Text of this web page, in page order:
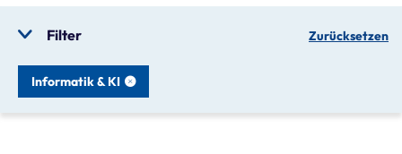
Filter
Informatik & KI
Zurücksetzen